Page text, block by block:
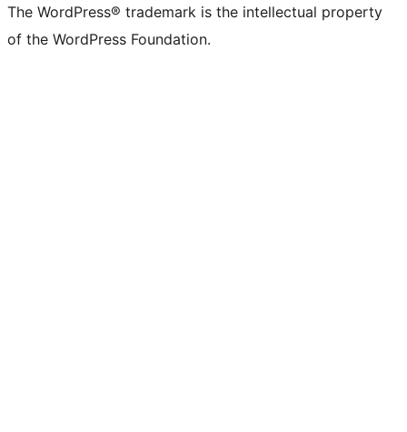
The WordPress® trademark is the intellectual property
of the WordPress Foundation.